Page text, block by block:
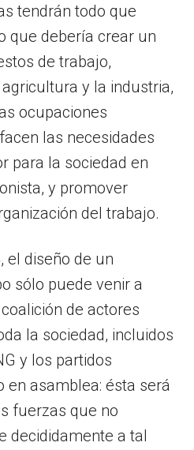
tendrán todo que
que debería crear un
de trabajo,
y la industria,
ocupaciones
las necesidades
para la sociedad en
y promover
del trabajo.
el diseño de un
sólo puede venir a
de actores
la sociedad, incluidos
y los partidos
en asamblea: ésta será
fuerzas que no
decididamente a tal